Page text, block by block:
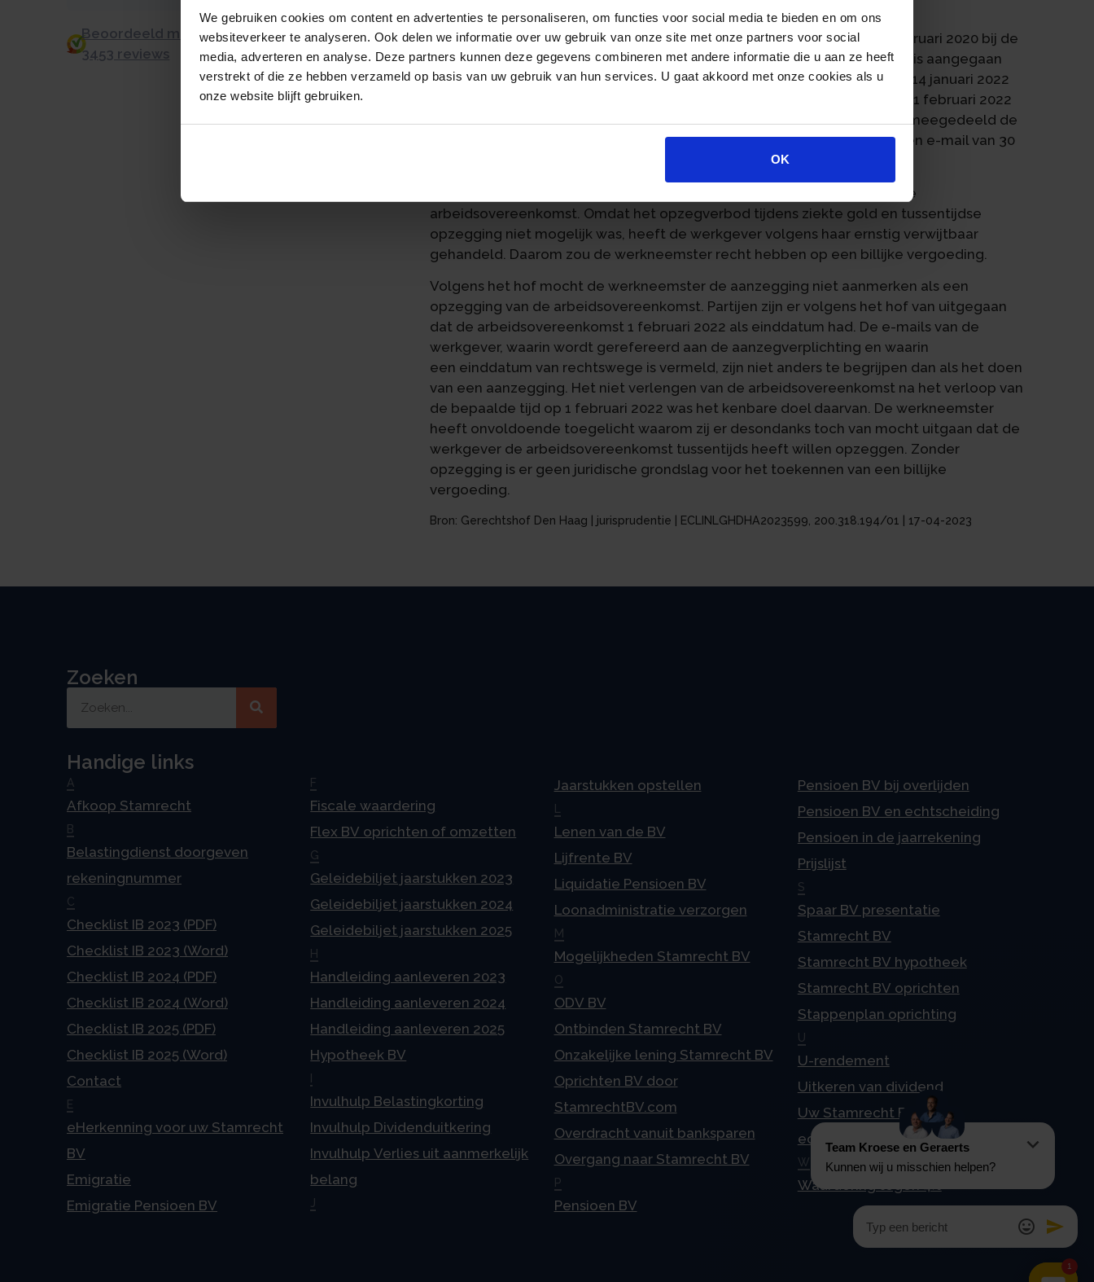
We gebruiken cookies om content en advertenties te personaliseren, om functies voor social media te bieden en om ons
websiteverkeer te analyseren. Ook delen we informatie over uw gebruik van onze site met onze partners voor social
media, adverteren en analyse. Deze partners kunnen deze gegevens combineren met andere informatie die u aan ze heeft
verstrekt of die ze hebben verzameld op basis van uw gebruik van hun services. U gaat akkoord met onze cookies als u
onze website blijft gebruiken.
OK
Beoordeeld met een 9.0 uit 10 op basis van
3453 reviews
De werkneemster is op 8 juni 2018 beëdigd als advocaat en trad op 1 februari 2020 bij de
werkgever in dienst. In de arbeidsovereenkomst is vastgelegd, dat deze is aangegaan
voor bepaalde tijd, namelijk voor de duur van de stage. De stage zou op 14 januari 2022
afgerond zijn. Om die reden is in de arbeidsovereenkomst de datum van 1 februari 2022
als einddatum opgenomen. In april 2021 heeft de werkgever schriftelijk meegedeeld de
arbeidsovereenkomst na 1 februari 2022 niet voort te willen zetten. In een e-mail van 30
De werkneemster heeft de aanzeggingen opgevat als opzegging van de
arbeidsovereenkomst. Omdat het opzegverbod tijdens ziekte gold en tussentijdse
opzegging niet mogelijk was, heeft de werkgever volgens haar ernstig verwijtbaar
gehandeld. Daarom zou de werkneemster recht hebben op een billijke vergoeding.
Volgens het hof mocht de werkneemster de aanzegging niet aanmerken als een
opzegging van de arbeidsovereenkomst. Partijen zijn er volgens het hof van uitgegaan
dat de arbeidsovereenkomst 1 februari 2022 als einddatum had. De e-mails van de
werkgever, waarin wordt gerefereerd aan de aanzegverplichting en waarin
een einddatum van rechtswege is vermeld, zijn niet anders te begrijpen dan als het doen
van een aanzegging. Het niet verlengen van de arbeidsovereenkomst na het verloop van
de bepaalde tijd op 1 februari 2022 was het kenbare doel daarvan. De werkneemster
heeft onvoldoende toegelicht waarom zij er desondanks toch van mocht uitgaan dat de
werkgever de arbeidsovereenkomst tussentijds heeft willen opzeggen. Zonder
opzegging is er geen juridische grondslag voor het toekennen van een billijke
vergoeding.
Bron: Gerechtshof Den Haag | jurisprudentie | ECLINLGHDHA2023599, 200.318.194/01 | 17-04-2023
Zoeken
Handige links
A
Afkoop Stamrecht
B
Belastingdienst doorgeven
rekeningnummer
C
Checklist IB 2023 (PDF)
Checklist IB 2023 (Word)
Checklist IB 2024 (PDF)
Checklist IB 2024 (Word)
Checklist IB 2025 (PDF)
Checklist IB 2025 (Word)
Contact
E
eHerkenning voor uw Stamrecht
BV
Emigratie
Emigratie Pensioen BV
F
Fiscale waardering
Flex BV oprichten of omzetten
G
Geleidebiljet jaarstukken 2023
Geleidebiljet jaarstukken 2024
Geleidebiljet jaarstukken 2025
H
Handleiding aanleveren 2023
Handleiding aanleveren 2024
Handleiding aanleveren 2025
Hypotheek BV
I
Invulhulp Belastingkorting
Invulhulp Dividenduitkering
Invulhulp Verlies uit aanmerkelijk
belang
J
Jaarstukken opstellen
L
Lenen van de BV
Lijfrente BV
Liquidatie Pensioen BV
Loonadministratie verzorgen
M
Mogelijkheden Stamrecht BV
O
ODV BV
Ontbinden Stamrecht BV
Onzakelijke lening Stamrecht BV
Oprichten BV door
StamrechtBV.com
Overdracht vanuit banksparen
Overgang naar Stamrecht BV
P
Pensioen BV
Pensioen BV bij overlijden
Pensioen BV en echtscheiding
Pensioen in de jaarrekening
Prijslijst
S
Spaar BV presentatie
Stamrecht BV
Stamrecht BV hypotheek
Stamrecht BV oprichten
Stappenplan oprichting
U
U-rendement
Uitkeren van dividend
Uw Stamrecht BV en
echtscheiding
W
Waardering tegen 4%